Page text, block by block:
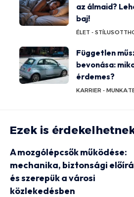
az álmaid?
baj!
ÉLET - STÍLUS
Független
bevonása:
érdemes?
KARRIER - MUNKA
Ezek is
A mozgólépcsők működése:
mechanika, biztonsági
és szerepük a városi
közlekedésben